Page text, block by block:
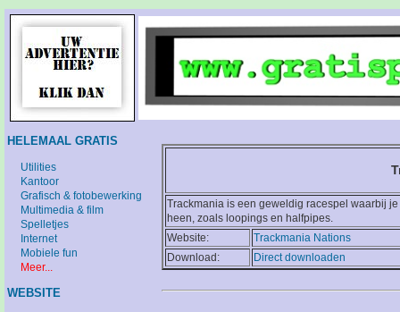
Trackmania is een geweldig racespel waarbij
heen, zoals loopings en halfpipes.
Website:
Trackmania Nations
Download:
Direct downloaden
HELEMAAL GRATIS
Utilities
Kantoor
Grafisch & fotobewerking
Multimedia & film
Spelletjes
Internet
Mobiele fun
Meer...
WEBSITE